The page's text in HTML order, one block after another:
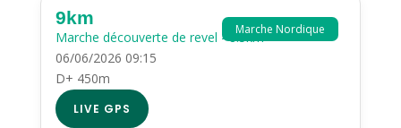
Marche Nordique
9km
Marche découverte de revel - 8.5km
06/06/2026 09:15
D+ 450m
LIVE GPS